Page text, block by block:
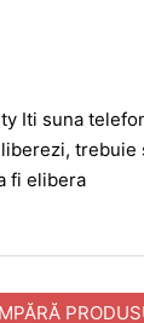
Iti suna
trebuie
fi elibera